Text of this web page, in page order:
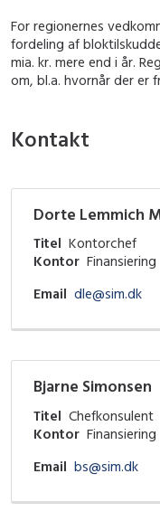
For regionernes
fordeling af
mia. kr. mere end i år.
om, bl.a. hvornår der er
Kontakt
Dorte Lemmich
Titel Kontorchef
Kontor Finansiering
Email dle@sim.dk
Bjarne Simonsen
Titel Chefkonsulent
Kontor Finansiering
Email bs@sim.dk